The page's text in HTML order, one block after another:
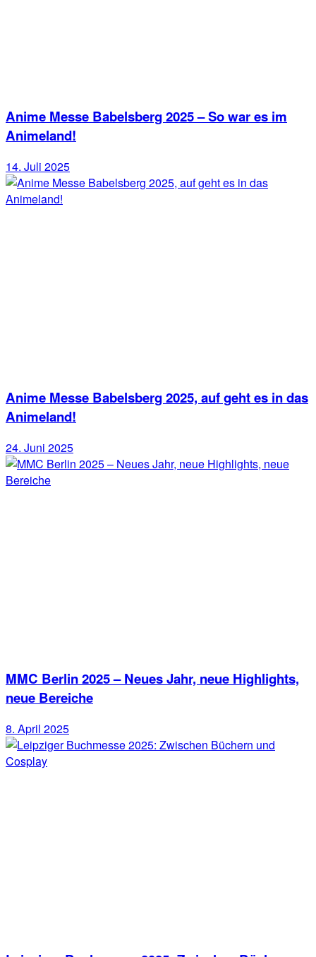
Anime Messe Babelsberg 2025 – So war es im
Animeland!
14. Juli 2025
Anime Messe Babelsberg 2025, auf geht es in das
Animeland!
24. Juni 2025
MMC Berlin 2025 – Neues Jahr, neue Highlights,
neue Bereiche
8. April 2025